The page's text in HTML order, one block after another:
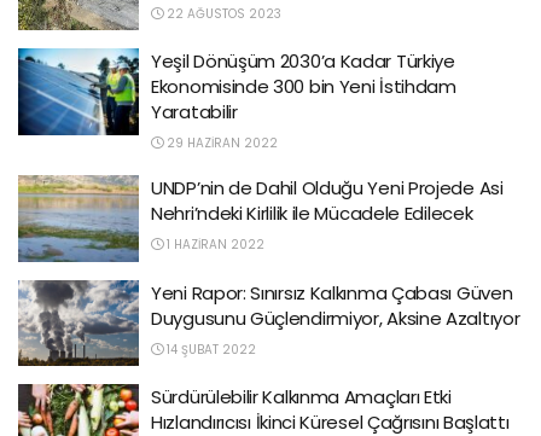
22 AĞUSTOS 2023
Yeşil Dönüşüm 2030’a Kadar Türkiye
Ekonomisinde 300 bin Yeni İstihdam
Yaratabilir
29 HAZIRAN 2022
UNDP’nin de Dahil Olduğu Yeni Projede Asi
Nehri’ndeki Kirlilik ile Mücadele Edilecek
1 HAZIRAN 2022
Yeni Rapor: Sınırsız Kalkınma Çabası Güven
Duygusunu Güçlendirmiyor, Aksine Azaltıyor
14 ŞUBAT 2022
Sürdürülebilir Kalkınma Amaçları Etki
Hızlandırıcısı İkinci Küresel Çağrısını Başlattı